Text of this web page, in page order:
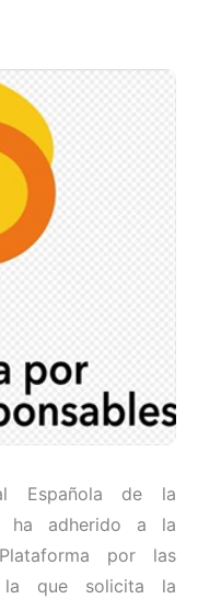
Española de la
ha adherido a la
por las
la que solicita la